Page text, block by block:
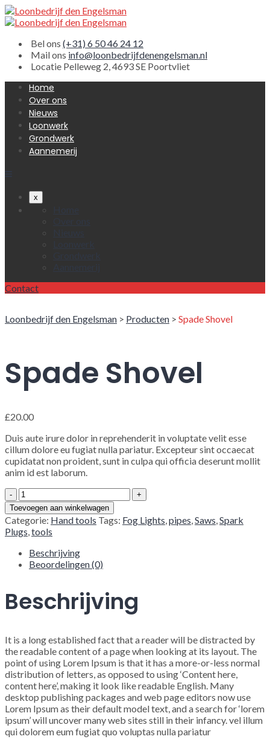
Bel ons (+31) 6 50 46 24 12
Mail ons info@loonbedrijfdenengelsman.nl
Locatie Pelleweg 2, 4693 SE Poortvliet
Home
Over ons
Nieuws
Loonwerk
Grondwerk
Aannemerij
x
Contact
Loonbedrijf den Engelsman > Producten > Spade Shovel
Spade Shovel
£20.00
Duis aute irure dolor in reprehenderit in voluptate velit esse
cillum dolore eu fugiat nulla pariatur. Excepteur sint occaecat
cupidatat non proident, sunt in culpa qui officia deserunt mollit
anim id est laborum.
Quantity
Toevoegen aan winkelwagen
Categorie: Hand tools Tags: Fog Lights,pipes,Saws,Spark
Plugs,tools
Beschrijving
Beoordelingen (0)
Beschrijving
It is a long established fact that a reader will be distracted by
the readable content of a page when looking at its layout. The
point of using Lorem Ipsum is that it has a more-or-less normal
distribution of letters, as opposed to using ‘Content here,
content here’, making it look like readable English. Many
desktop publishing packages and web page editors now use
Lorem Ipsum as their default model text, and a search for ‘lorem
ipsum’ will uncover many web sites still in their infancy. vel illum
qui dolorem eum fugiat quo voluptas nulla pariatur